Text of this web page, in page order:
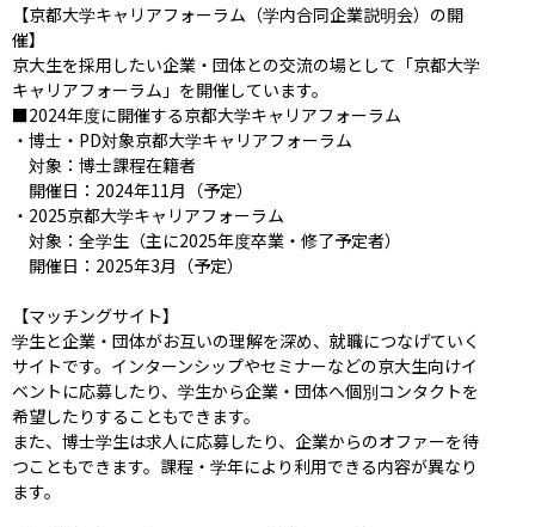
【京都大学キャリアフォーラム（学内合同企業説明会）の開
催】
京大生を採用したい企業・団体との交流の場として「京都大学
キャリアフォーラム」を開催しています。
■2024年度に開催する京都大学キャリアフォーラム
・博士・PD対象京都大学キャリアフォーラム
対象：博士課程在籍者
開催日：2024年11月（予定）
・2025京都大学キャリアフォーラム
対象：全学生（主に2025年度卒業・修了予定者）
開催日：2025年3月（予定）
【マッチングサイト】
学生と企業・団体がお互いの理解を深め、就職につなげていく
サイトです。インターンシップやセミナーなどの京大生向けイ
ベントに応募したり、学生から企業・団体へ個別コンタクトを
希望したりすることもできます。
また、博士学生は求人に応募したり、企業からのオファーを待
つこともできます。課程・学年により利用できる内容が異なり
ます。